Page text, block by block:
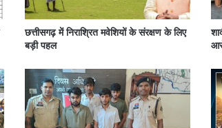
छत्तीसगढ़ में निराश्रित मवेशियों के संरक्षण के लिए
बड़ी पहल